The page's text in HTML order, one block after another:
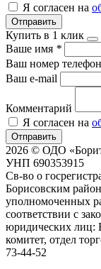
Я согласен на
Отправить
Купить в 1 клик
Ваше имя *
Ваш номер
Ваш e-mail
Комментарий
Я согласен на
Отправить
2026 © ОДО
УНП 690353915
Св-во о
Борисовским
уполномоченных
соответствии с
юридических лиц:
комитет, отдел
73-44-52